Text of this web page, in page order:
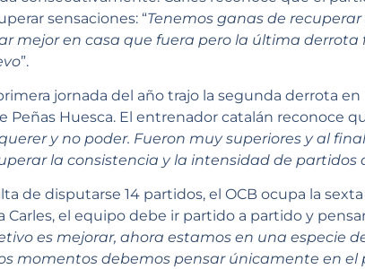
sensaciones: “Tenemos ganas de
mejor en casa que fuera pero la última derrota
”.
jornada del año trajo la segunda derrota
Peñas Huesca. El entrenador catalán reconoce
y no poder. Fueron muy superiores y al
la consistencia y la intensidad de partidos
de disputarse 14 partidos, el OCB ocupa la
Carles, el equipo debe ir partido a partido y
es mejorar, ahora estamos en una especie
momentos debemos pensar únicamente en